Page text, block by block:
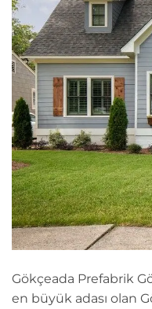
Gökçeada Prefabrik
en büyük adası olan